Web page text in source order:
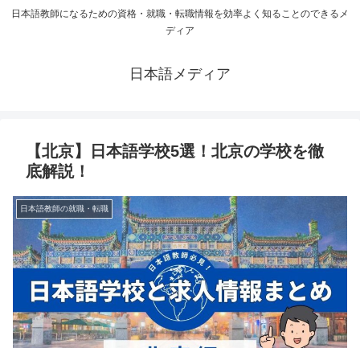
日本語教師になるための資格・就職・転職情報を効率よく知ることのできるメ
ディア
日本語メディア
【北京】日本語学校5選！北京の学校を徹
底解説！
日本語教師の就職・転職